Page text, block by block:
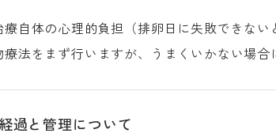
療自体の心理的負担（排卵日に失敗できな
療法をまず行いますが、うまくいかない場合
過と管理について